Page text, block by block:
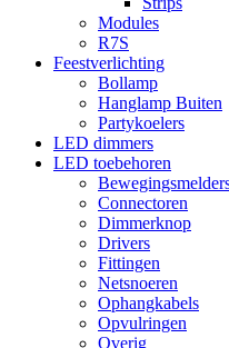
Modules
R7S
Feestverlichting
Bollamp
Hanglamp Buiten
Partykoelers
LED dimmers
LED toebehoren
Connectoren
Dimmerknop
Drivers
Fittingen
Netsnoeren
Ophangkabels
Opvulringen
Overig